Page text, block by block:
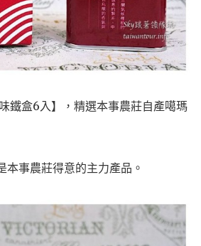
鐵盒6入】，精選本事農莊自產噶瑪
本事農莊得意的主力產品。